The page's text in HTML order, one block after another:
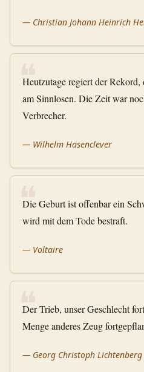
— Christian Johann Heinrich
❝
Heutzutage regiert der Rekord,
am Sinnlosen. Die Zeit war
Verbrecher.
— Wilhelm Hasenclever
❝
Die Geburt ist offenbar ein
wird mit dem Tode bestraft.
— Voltaire
❝
Der Trieb, unser Geschlecht
Menge anderes Zeug
— Georg Christoph Lichtenberg